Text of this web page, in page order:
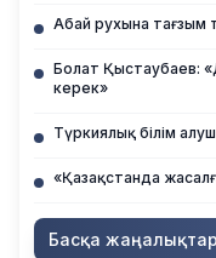
Абай рухына тағзым
Болат Қыстаубаев:
керек»
Түркиялық білім
Басқа жаңалықтар